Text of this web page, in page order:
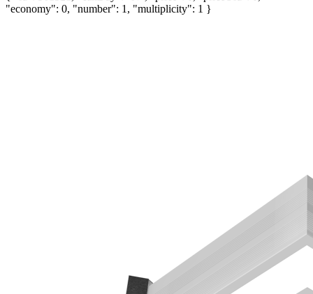
"economy": 0, "number": 1, "multiplicity": 1 }